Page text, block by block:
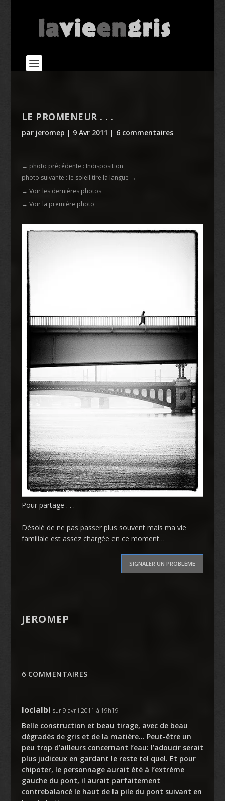
LE PROMENEUR . . .
par jeromep | 9 Avr 2011 | 6 commentaires
← photo précédente : Indisposition
photo suivante : le soleil tire la langue →
→ Voir les dernières photos
→ Voir la première photo
Pour partage . . .
Désolé de ne pas passer plus souvent mais ma vie
familiale est assez chargée en ce moment…
SIGNALER UN PROBLÈME
JEROMEP
6 COMMENTAIRES
locialbi sur 9 avril 2011 à 19h19
Belle construction et beau tirage, avec de beau
dégradés de gris et de la matière… Peut-être un
peu trop d’ailleurs concernant l’eau: l’adoucir serait
plus judiceux en gardant le reste tel quel. Et pour
chipoter, le personnage aurait été à l’extrème
gauche du pont, il aurait parfaitement
contrebalancé le haut de la pile du pont suivant en